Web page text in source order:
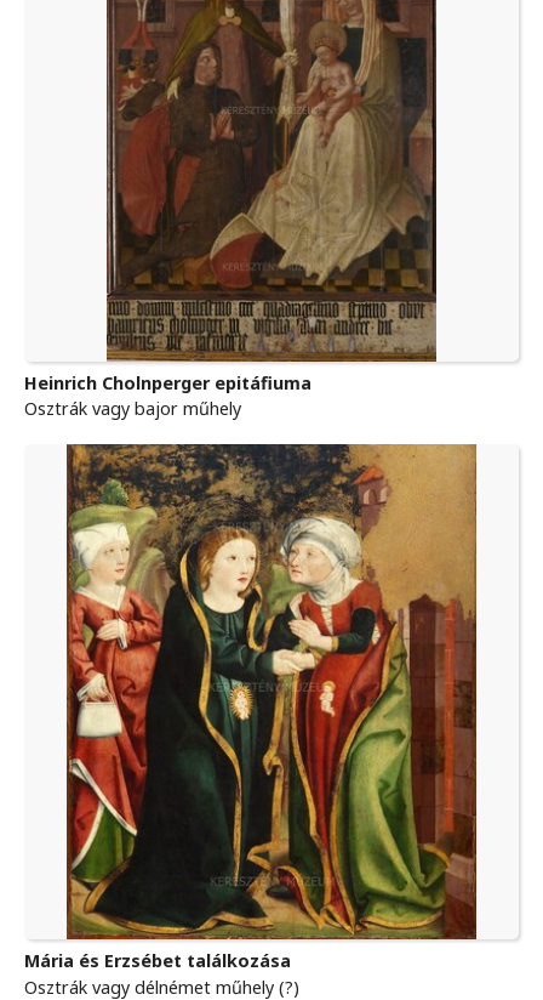
Heinrich Cholnperger epitáfiuma
Osztrák vagy bajor műhely
Mária és Erzsébet találkozása
Osztrák vagy délnémet műhely (?)